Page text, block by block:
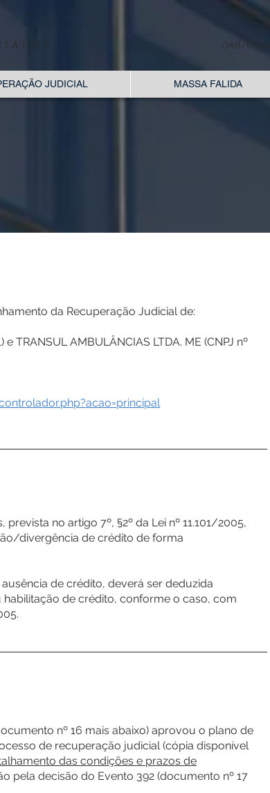
JUDICIAL MASSA FALIDA
OAB/RS 544
da Recuperação Judicial de:
e TRANSUL AMBULÂNCIAS LTDA. ME (CNPJ nº
no artigo 7º, §2º da Lei nº 11.101/2005,
divergência de crédito de forma
de crédito, deverá ser deduzida
habilitação de crédito, conforme o caso, com
nº 16 mais abaixo) aprovou o plano de
de recuperação judicial (cópia disponível
das condições e prazos de
pela decisão do Evento 392 (documento nº 17